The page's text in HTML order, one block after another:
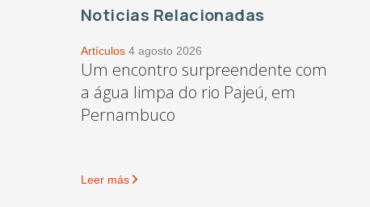
Noticias Relacionadas
Artículos 4 agosto 2026
Um encontro surpreendente com
a água limpa do rio Pajeú, em
Pernambuco
Leer más